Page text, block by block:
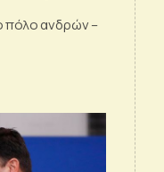
πόλο ανδρών –